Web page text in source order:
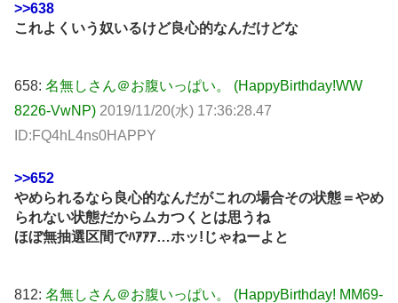
>>638
これよくいう奴いるけど良心的なんだけどな
658: 名無しさん＠お腹いっぱい。 (HappyBirthday!WW
8226-VwNP) 2019/11/20(水) 17:36:28.47
ID:FQ4hL4ns0HAPPY
>>652
やめられるなら良心的なんだがこれの場合その状態＝やめ
られない状態だからムカつくとは思うね
ほぼ無抽選区間でﾊｱｱｱ…ホッ!じゃねーよと
812: 名無しさん＠お腹いっぱい。 (HappyBirthday! MM69-